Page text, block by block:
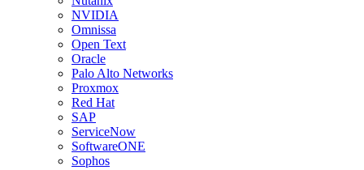
NVIDIA
Omnissa
Open Text
Oracle
Palo Alto Networks
Proxmox
Red Hat
SAP
ServiceNow
SoftwareONE
Sophos